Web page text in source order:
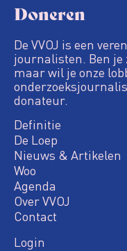
Doneren
De VVOJ is een
journalisten. Ben
maar wil je onze
donateur.
Definitie
De Loep
Nieuws & Artikelen
Woo
Agenda
Over VVOJ
Contact
Login